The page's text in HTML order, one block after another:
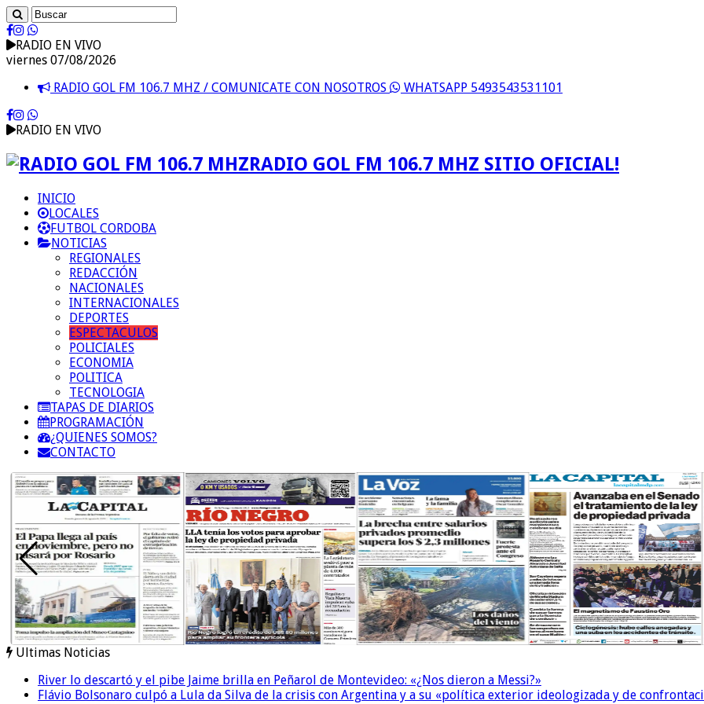
RADIO EN VIVO
viernes 07/08/2026
RADIO GOL FM 106.7 MHZ / COMUNICATE CON NOSOTROS
WHATSAPP 5493543531101
RADIO EN VIVO
RADIO GOL FM 106.7 MHZ SITIO OFICIAL!
INICIO
LOCALES
FUTBOL CORDOBA
NOTICIAS
REGIONALES
REDACCIÓN
NACIONALES
INTERNACIONALES
DEPORTES
ESPECTACULOS
POLICIALES
ECONOMIA
POLITICA
TECNOLOGIA
TAPAS DE DIARIOS
PROGRAMACIÓN
¿QUIENES SOMOS?
CONTACTO
Ultimas Noticias
River lo descartó y el pibe Jaime brilla en Peñarol de Montevideo: «¿Nos dieron a Messi?»
Flávio Bolsonaro culpó a Lula da Silva de la crisis con Argentina y a su «política exterior ideologizada y de